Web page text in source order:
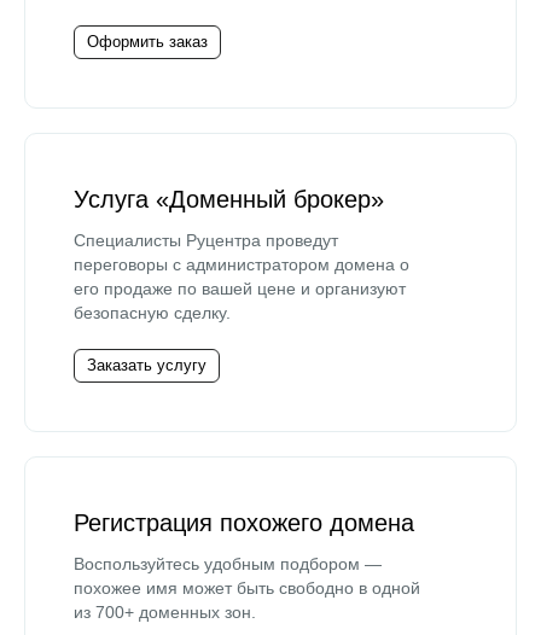
Оформить заказ
Услуга «Доменный брокер»
Специалисты Руцентра проведут
переговоры с администратором домена о
его продаже по вашей цене и организуют
безопасную сделку.
Заказать услугу
Регистрация похожего домена
Воспользуйтесь удобным подбором —
похожее имя может быть свободно в одной
из 700+ доменных зон.